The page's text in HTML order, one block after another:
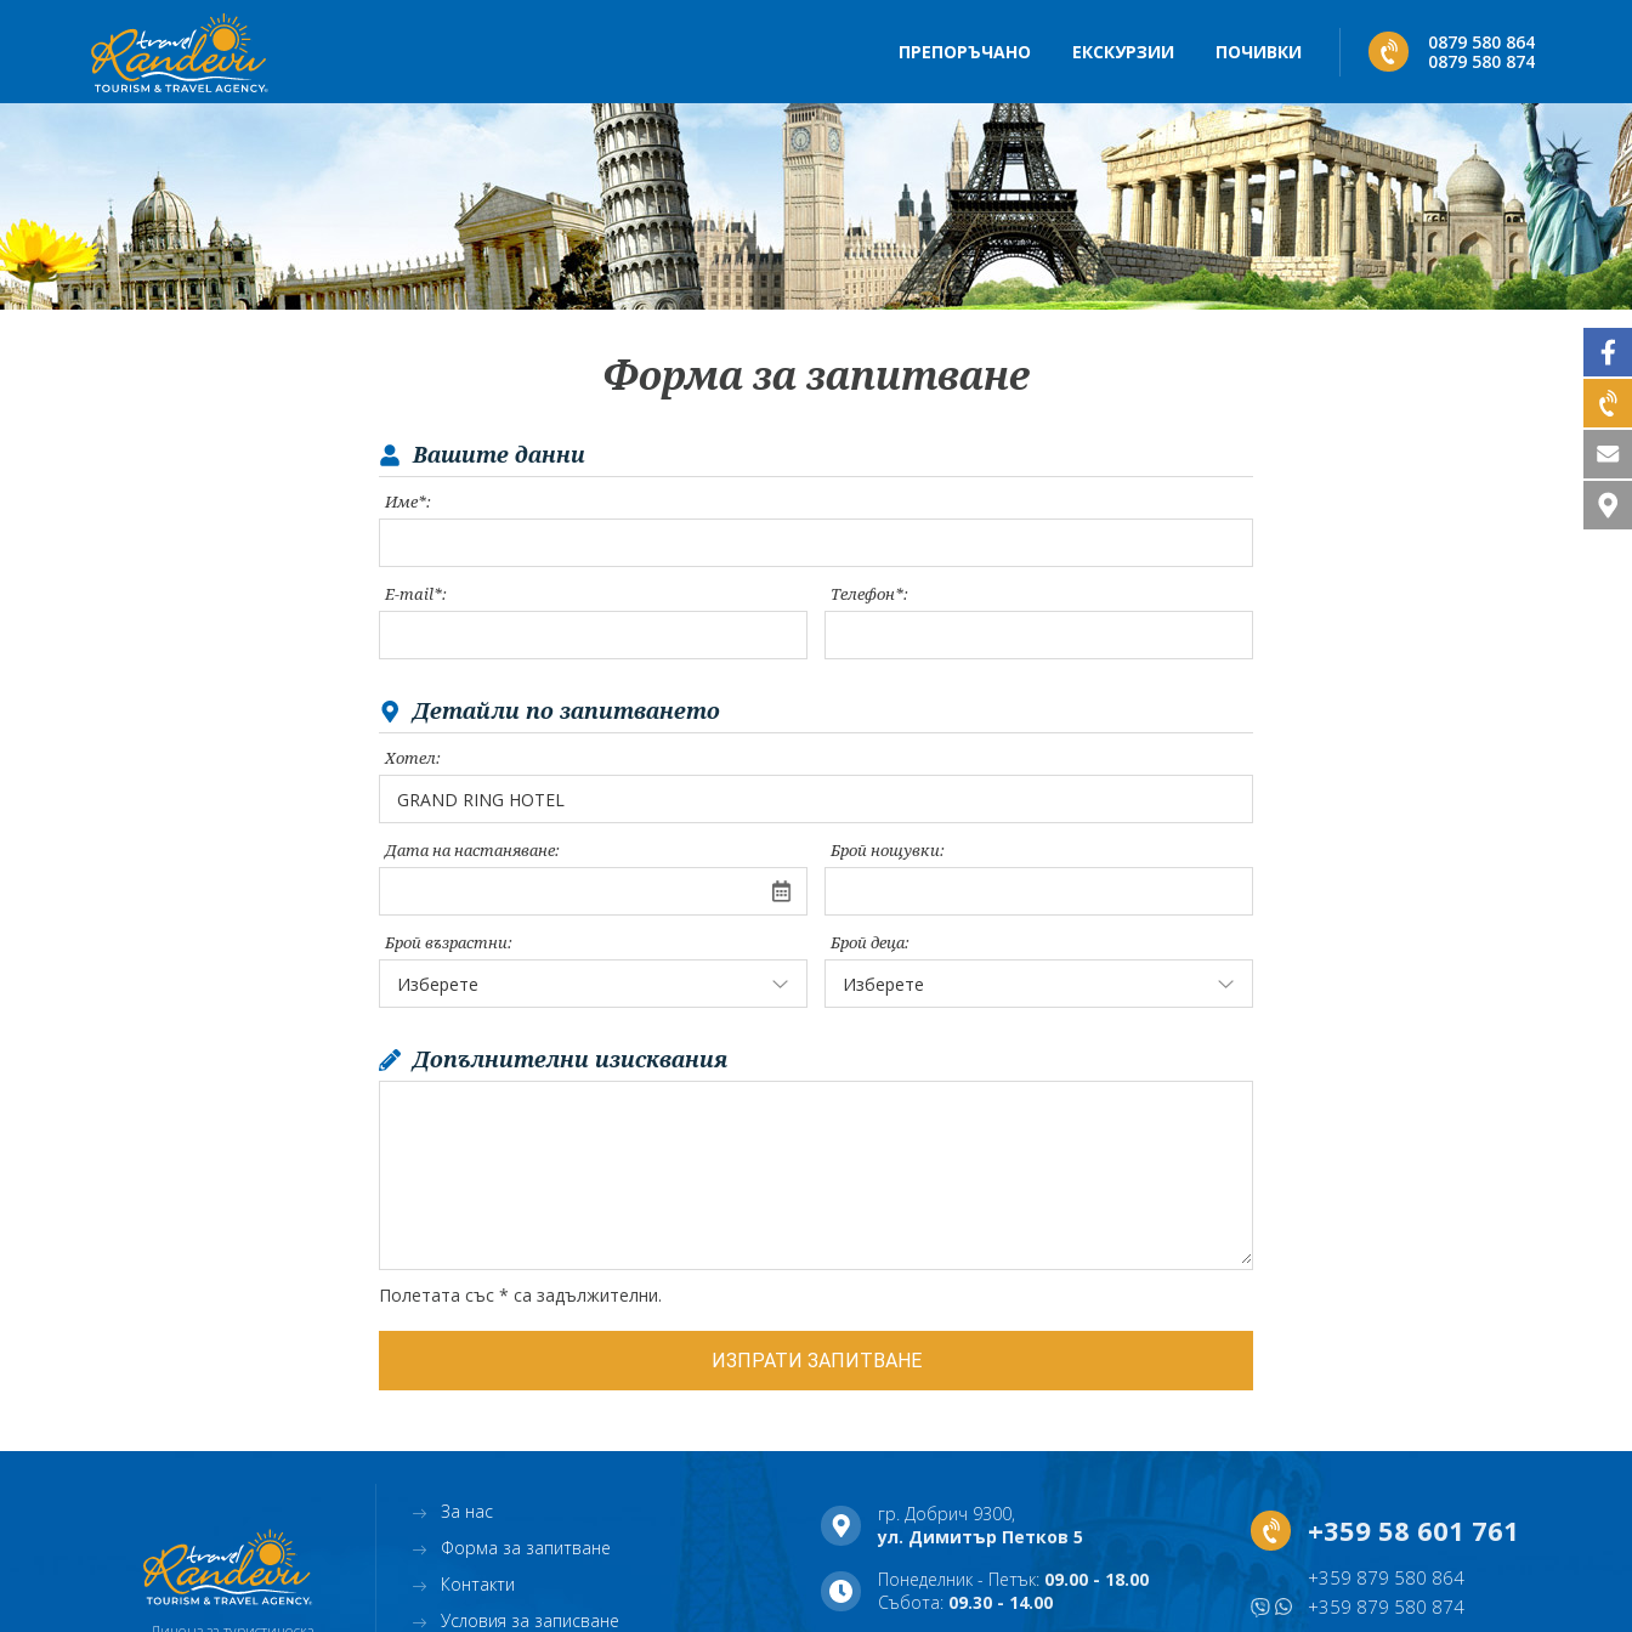
ПРЕПОРЪЧАНО ЕКСКУРЗИИ ПОЧИВКИ
0879 580 864
0879 580 874
Форма за запитване
Вашите данни
Име*:
E-mail*: Телефон*:
Детайли по запитването
Хотел:
Дата на настаняване: Брой нощувки:
Брой възрастни: Брой деца:
Допълнителни изисквания
Полетата със * са задължителни.
За нас
Форма за запитване
Контакти
Условия за записване
гр. Добрич 9300,
ул. Димитър Петков 5
Понеделник - Петък: 09.00 - 18.00
Събота: 09.30 - 14.00
+359 58 601 761
+359 879 580 864
+359 879 580 874